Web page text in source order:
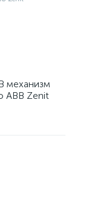
механизм
ABB Zenit